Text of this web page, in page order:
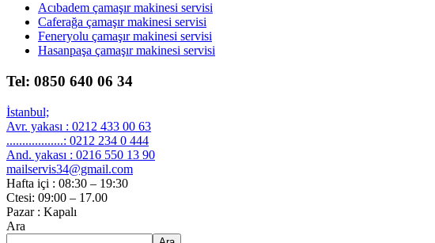
Acıbadem çamaşır makinesi servisi
Caferağa çamaşır makinesi servisi
Feneryolu çamaşır makinesi servisi
Hasanpaşa çamaşır makinesi servisi
Tel: 0850 640 06 34
İstanbul;
Avr. yakası : 0212 433 00 63
..................: 0212 234 0 444
And. yakası : 0216 550 13 90
mailservis34@gmail.com
Hafta içi : 08:30 – 19:30
Ctesi: 09:00 – 17.00
Pazar : Kapalı
Ara